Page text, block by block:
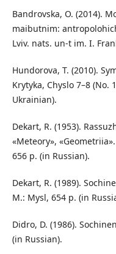
Bandrovska, O. (2014).
maibutnim:
Lviv. nats. un-t im. I.
Hundorova, T. (2010).
Krytyka, Chyslo 7–8 (No.
Ukrainian).
Dekart, R. (1953).
«Meteory»,
656 p. (in Russian).
Dekart, R. (1989).
M.: Mysl, 654 p. (in
Didro, D. (1986).
(in Russian).